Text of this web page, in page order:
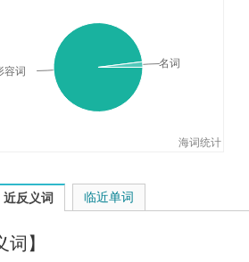
pyramids.
于埃及金字塔有许多神秘的故
This really is a mysterious
这真是件不可思议的事情。
海词统计
容词
名词
的相关资料：
近反义词
词】
临近单词